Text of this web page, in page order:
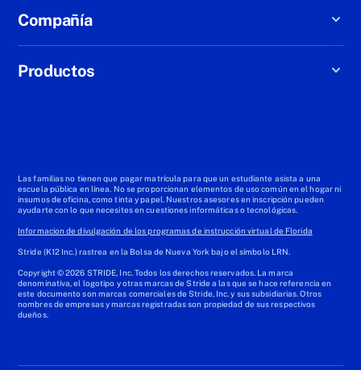
Compañía
Productos
Las familias no tienen que pagar matrícula para que un estudiante asista a una
escuela pública en línea. No se proporcionan elementos de uso común en el hogar ni
insumos de oficina, como tinta y papel. Nuestros asesores en inscripción pueden
ayudarte con lo que necesites en cuestiones informáticas o tecnológicas.
Informacion de divulgación de los programas de instrucción virtual de Florida
Stride (K12 Inc.) rastrea en la Bolsa de Nueva York bajo el símbolo LRN.
Copyright © 2026 STRIDE, Inc. Todos los derechos reservados. La marca
denominativa, el logotipo y otras marcas de Stride a las que se hace referencia en
este documento son marcas comerciales de Stride, Inc. y sus subsidiarias. Otros
nombres de empresas y marcas registradas son propiedad de sus respectivos
dueños.